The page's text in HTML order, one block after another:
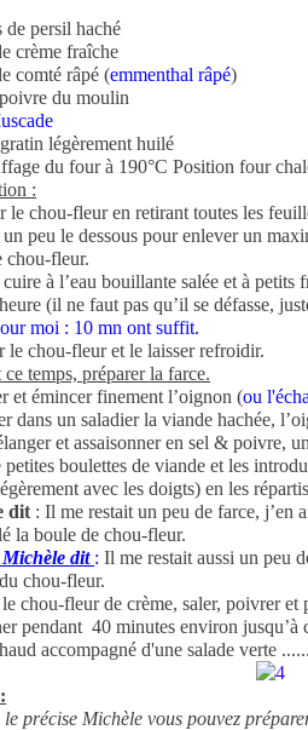
de persil haché
crème fraîche
comté râpé (emmenthal râpé)
du moulin
légèrement huilé
du four à 190°C Position four
:
le chou-fleur en retirant toutes les
un peu le dessous pour enlever un
chou-fleur.
à l’eau bouillante salée et à petits
(il ne faut pas qu’il se défasse,
moi : 10 mn ont suffit.
le chou-fleur et le laisser refroidir.
ce temps, préparer la farce.
et émincer finement l’oignon (ou
dans un saladier la viande hachée,
et assaisonner en sel & poivre,
petites boulettes de viande et les
avec les doigts) en les
dit : Il me restait un peu de farce, j’en
la boule de chou-fleur.
dit : Il me restait aussi un peu
chou-fleur.
chou-fleur de crème, saler, poivrer et
pendant 40 minutes environ jusqu’à
accompagné d'une salade verte
le précise Michèle vous pouvez